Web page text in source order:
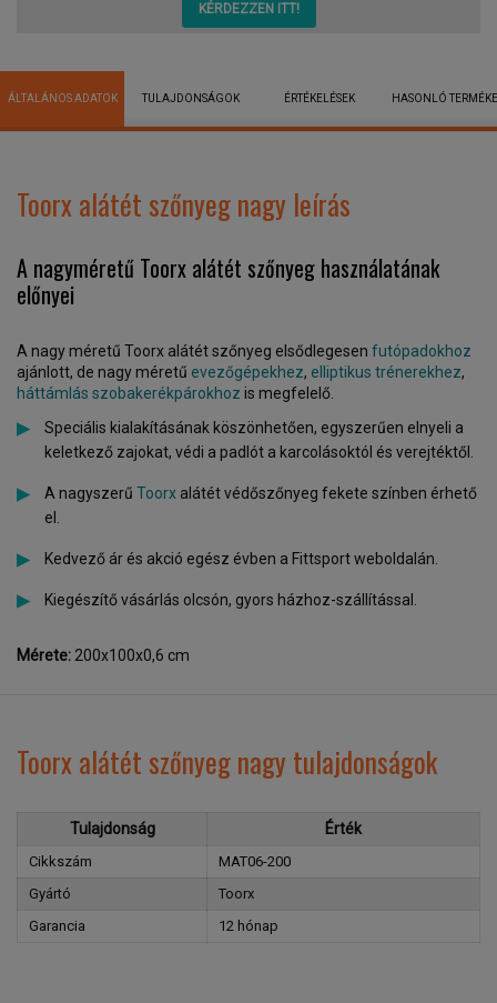
KÉRDEZZEN ITT!
ÁLTALÁNOS ADATOK TULAJDONSÁGOK ÉRTÉKELÉSEK HASONLÓ
Toorx alátét szőnyeg nagy leírás
A nagyméretű Toorx alátét szőnyeg használatának
előnyei
A nagy méretű Toorx alátét szőnyeg elsődlegesen futópadokhoz
ajánlott, de nagy méretű evezőgépekhez, elliptikus trénerekhez,
háttámlás szobakerékpárokhoz is megfelelő.
Speciális kialakításának köszönhetően, egyszerűen elnyeli a
keletkező zajokat, védi a padlót a karcolásoktól és verejtéktől.
A nagyszerű Toorx alátét védőszőnyeg fekete színben érhető
el.
Kedvező ár és akció egész évben a Fittsport weboldalán.
Kiegészítő vásárlás olcsón, gyors házhoz-szállítással.
Mérete: 200x100x0,6 cm
Toorx alátét szőnyeg nagy tulajdonságok
Tulajdonság Érték
Cikkszám
MAT06-200
Gyártó
Toorx
Garancia
12 hónap